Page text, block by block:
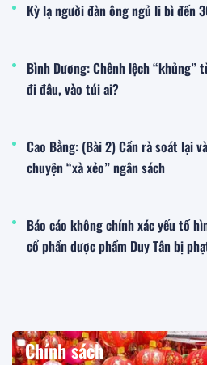
Kỳ lạ người đàn ông ngủ li bì đến
Bình Dương: Chênh lệch “khủng”
đi đâu, vào túi ai?
Cao Bằng: (Bài 2) Cần rà soát lại
chuyện “xà xẻo” ngân sách
Báo cáo không chính xác yếu tố
cổ phần dược phẩm Duy Tân bị
Chính sách